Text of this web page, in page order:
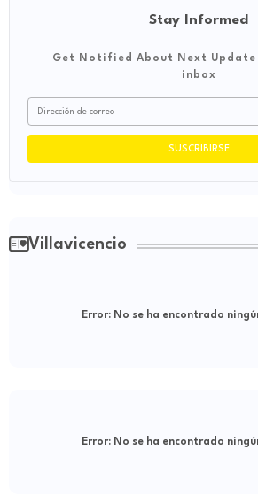
Stay Informed
Get Notified About Next Update
inbox
Villavicencio
Error:No se ha encontrado
Error:No se ha encontrado